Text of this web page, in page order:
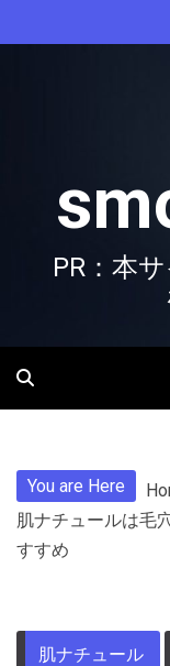
to
PR：本
You are Here
肌ナチュールは毛
すすめ
肌ナチュール